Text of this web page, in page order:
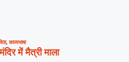
,काव्यभाषा
में मैत्री माला